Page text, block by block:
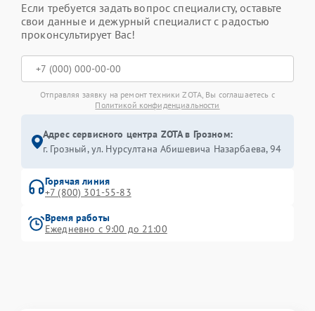
Если требуется задать вопрос специалисту, оставьте
свои данные и дежурный специалист с радостью
проконсультирует Вас!
Отправляя заявку на ремонт техники ZOTA, Вы соглашаетесь с
Политикой конфиденциальности
Адрес сервисного центра ZOTA в Грозном:
г. Грозный, ул. Нурсултана Абишевича Назарбаева, 94
Горячая линия
+7 (800) 301-55-83
Время работы
Ежедневно с 9:00 до 21:00